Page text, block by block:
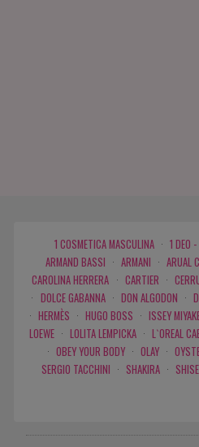
1 COSMETICA MASCULINA · 1 DEO
ARMAND BASSI · ARMANI · ARUAL
CAROLINA HERRERA · CARTIER ·
· DOLCE GABANNA · DON ALGODON ·
· HERMÈS · HUGO BOSS · ISSEY
LOEWE · LOLITA LEMPICKA · L`OREAL
· OBEY YOUR BODY · OLAY ·
SERGIO TACCHINI · SHAKIRA ·